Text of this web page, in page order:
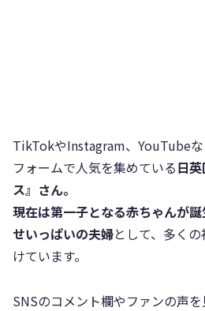
TikTokやInstagram、YouTube
フォームで人気を集めている日
ス』さん。
現在は第一子となる赤ちゃんが
せいっぱいの夫婦として、多く
けています。
SNSのコメント欄やファンの声を